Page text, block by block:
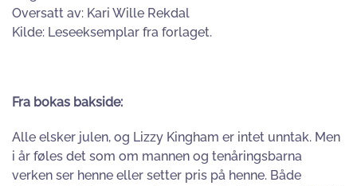
Oversatt av: Kari Wille Rekdal
Kilde: Leseeksemplar fra forlaget.
Fra bokas bakside:
Alle elsker julen, og Lizzy Kingham er intet unntak. Men
i år føles det som om mannen og tenåringsbarna
verken ser henne eller setter pris på henne. Både